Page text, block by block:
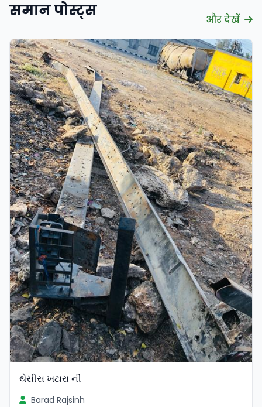
समान पोस्ट्स और देखें
થેસીસ ખટારા ની
Barad Rajsinh